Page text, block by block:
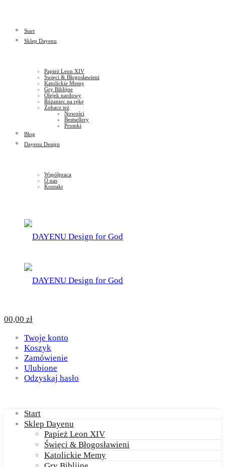
God
Start
Sklep Dayenu
Papież Leon XIV
Święci & Błogosławieni
Katolickie Memy
Gry Biblijne
Olejek nardowy
Różaniec na rękę
Zobacz też
Nowości
Bestsellery
Promki
Blog
Dayenu Design
Współpraca
O nas
Kontakt
00,00 zł
Twoje konto
Koszyk
Zamówienie
Ulubione
Odzyskaj hasło
Start
Sklep Dayenu
Papież Leon XIV
Święci & Błogosławieni
Katolickie Memy